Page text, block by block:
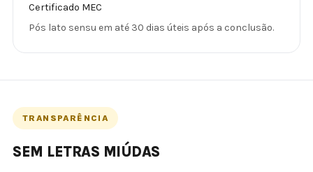
Certificado MEC
Pós lato sensu em até 30 dias úteis após a conclusão.
TRANSPARÊNCIA
SEM LETRAS MIÚDAS